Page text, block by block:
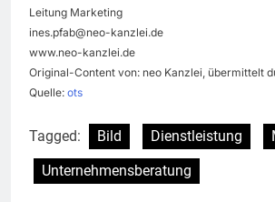
Leitung Marketing
ines.pfab@neo-kanzlei.de
www.neo-kanzlei.de
Original-Content von: neo Kanzlei, übermittelt
Quelle: ots
Tagged: Bild Dienstleistung
Unternehmensberatung